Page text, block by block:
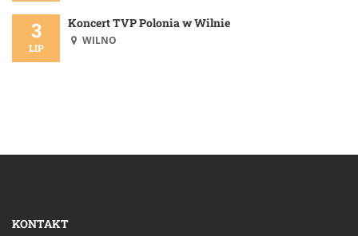
3
LIP
Koncert TVP Polonia w Wilnie
WILNO
KONTAKT